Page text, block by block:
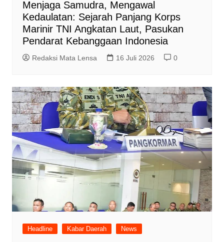
Menjaga Samudra, Mengawal
Kedaulatan: Sejarah Panjang Korps
Marinir TNI Angkatan Laut, Pasukan
Pendarat Kebanggaan Indonesia
Redaksi Mata Lensa 16 Juli 2026 0
Headline Kabar Daerah News